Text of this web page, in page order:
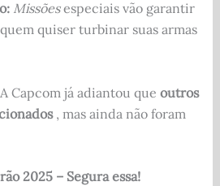
Missõesespeciais vão garantir
quiser turbinar suas armas
Capcom já adiantou que outros
, mas ainda não foram
2025 – Segura essa!